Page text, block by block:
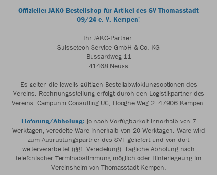
Offizieller JAKO-Bestellshop für Artikel des SV Thomasstadt
09/24 e. V. Kempen!
Ihr JAKO-Partner:
Suissetech Service GmbH & Co. KG
Bussardweg 11
41468 Neuss
Es gelten die jeweils gültigen Bestellabwicklungsoptionen des
Vereins. Rechnungsstellung erfolgt durch den Logistikpartner des
Vereins, Campunni Consutling UG, Hooghe Weg 2, 47906 Kempen.
Lieferung/Abholung: je nach Verfügbarkeit innerhalb von 7
Werktagen, veredelte Ware innerhalb von 20 Werktagen. Ware wird
zum Ausrüstungspartner des SVT geliefert und von dort
weiterverarbeitet (ggf. Veredelung). Tägliche Abholung nach
telefonischer Terminabstimmung möglich oder Hinterlegeung im
Vereinsheim von Thomasstadt Kempen.